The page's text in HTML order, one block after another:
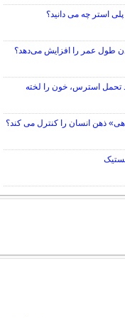
پلی استر چه می دانید؟
طول عمر را افزایش می‌دهد؟
تحمل استرس، خون را لخته
ذهن انسان را کنترل می کند؟